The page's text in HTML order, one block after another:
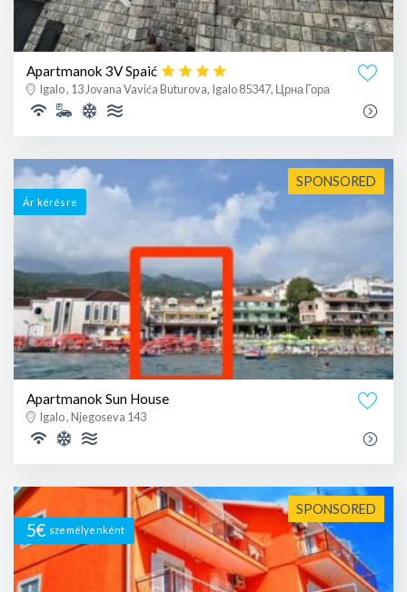
Apartmanok 3V Spaić
Igalo , 13 Jovana Vavića Buturova, Igalo 85347, Црна Гора
SPONSORED
Ár kérésre
Apartmanok Sun House
Igalo , Njegoseva 143
SPONSORED
5€ személyenként